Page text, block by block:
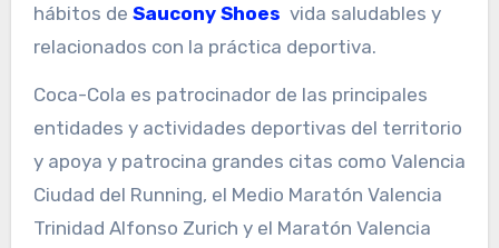
hábitos de Saucony Shoes vida saludables y
relacionados con la práctica deportiva.
Coca-Cola es patrocinador de las principales
entidades y actividades deportivas del territorio
y apoya y patrocina grandes citas como Valencia
Ciudad del Running, el Medio Maratón Valencia
Trinidad Alfonso Zurich y el Maratón Valencia